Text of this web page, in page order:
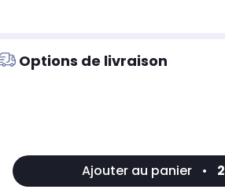
Options de livraison
Ajouter au panier •